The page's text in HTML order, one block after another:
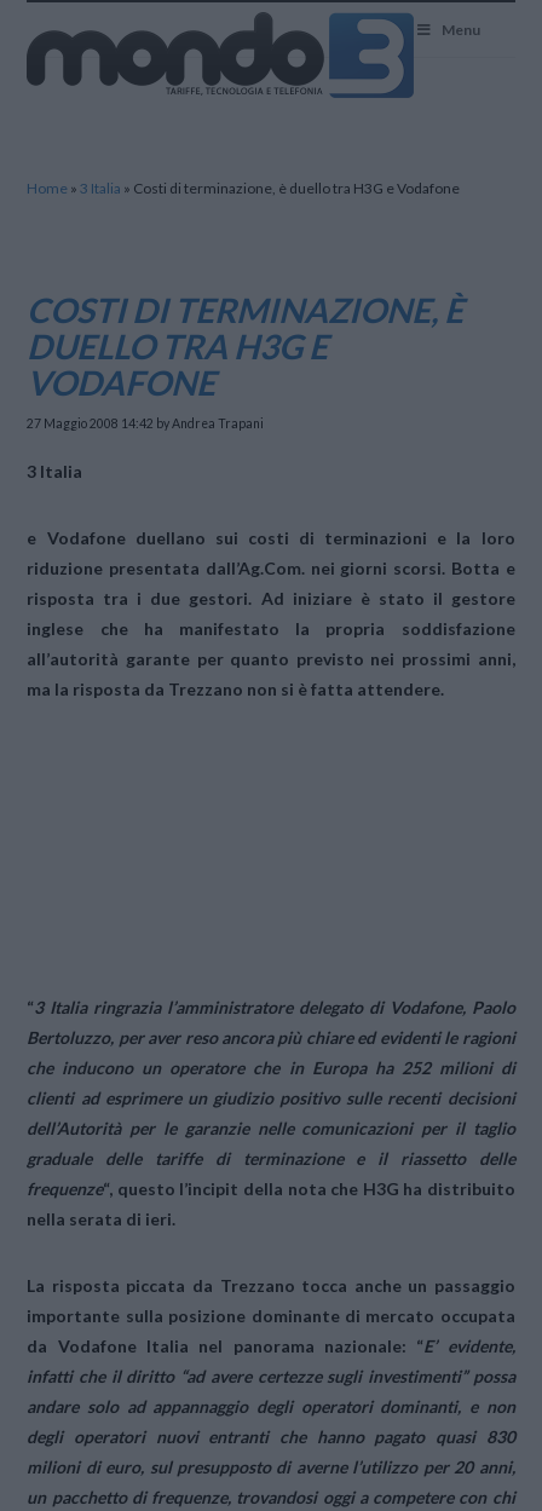
Menu
Home »3 Italia » Costi di terminazione, è duello tra H3G e Vodafone
COSTI DI TERMINAZIONE, È
DUELLO TRA H3G E
VODAFONE
27 Maggio 2008 14:42 by Andrea Trapani
3 Italia
e Vodafoneduellano sui costi di terminazioni e la loro
riduzione presentata dall’Ag.Com. nei giorni scorsi. Botta e
risposta tra i due gestori. Ad iniziare è stato il gestore
inglese che ha manifestato la propria soddisfazione
all’autorità garante per quanto previsto nei prossimi anni,
ma la risposta da Trezzano non si è fatta attendere.
“3 Italia ringrazia l’amministratore delegato di Vodafone, Paolo
Bertoluzzo, per aver reso ancora più chiare ed evidenti le ragioni
che inducono un operatore che in Europa ha 252 milioni di
clienti ad esprimere un giudizio positivo sulle recenti decisioni
dell’Autorità per le garanzie nelle comunicazioni per il taglio
graduale delle tariffe di terminazione e il riassetto delle
frequenze“, questo l’incipit della nota che H3G ha distribuito
nella serata di ieri.
La risposta piccata da Trezzano tocca anche un passaggio
importante sulla posizione dominante di mercato occupata
da Vodafone Italia nel panorama nazionale: “E’ evidente,
infatti che il diritto “ad avere certezze sugli investimenti” possa
andare solo ad appannaggio degli operatori dominanti, e non
degli operatori nuovi entranti che hanno pagato quasi 830
milioni di euro, sul presupposto di averne l’utilizzo per 20 anni,
un pacchetto di frequenze, trovandosi oggi a competere con chi